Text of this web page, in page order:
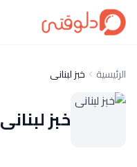
الرئيسية خبز لبنانى
خبز لبنانى